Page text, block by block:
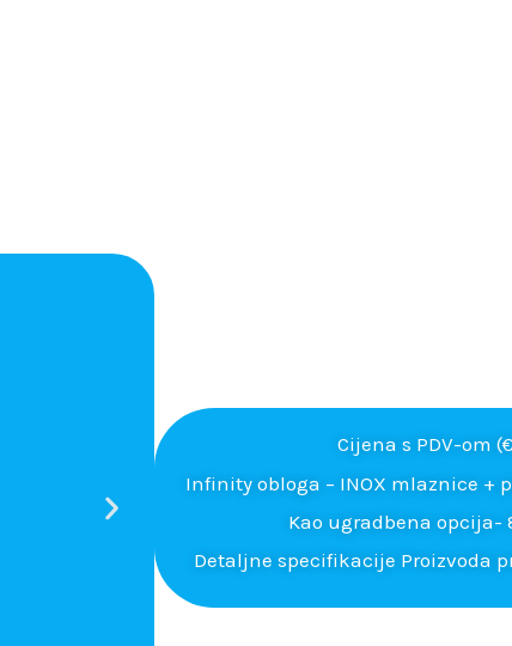
Cijena s PDV-om
Infinity obloga – INOX mlaznice +
Kao ugradbena opcija-
Detaljne specifikacije Proizvoda